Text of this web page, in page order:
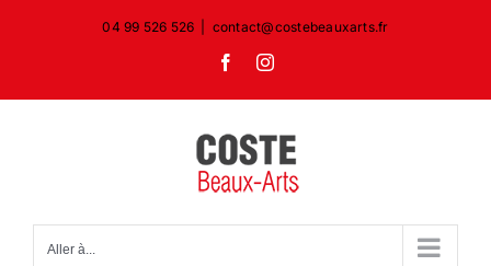
04 99 526 526 contact@costebeauxarts.fr
FacebookInstagram
Aller à...